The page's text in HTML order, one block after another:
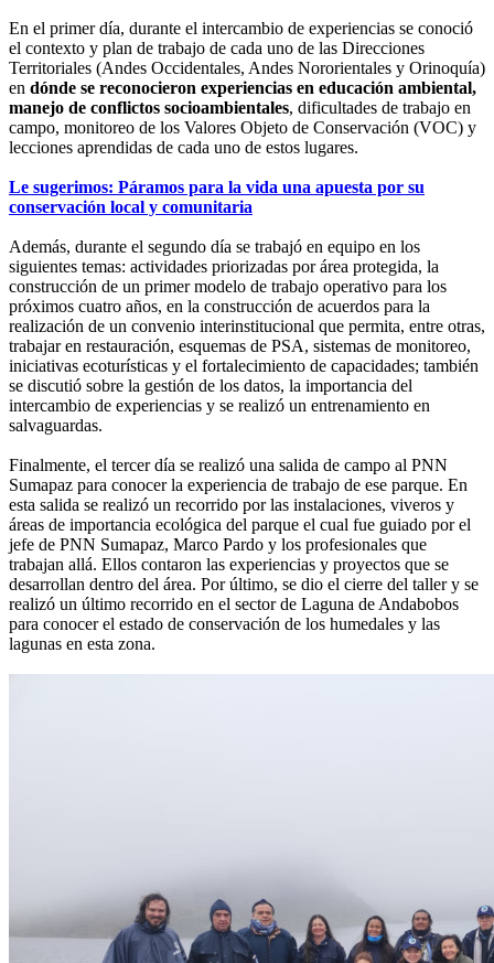
En el primer día, durante el intercambio de experiencias se conoció
el contexto y plan de trabajo de cada uno de las Direcciones
Territoriales (Andes Occidentales, Andes Nororientales y Orinoquía)
en dónde se reconocieron experiencias en educación ambiental,
manejo de conflictos socioambientales, dificultades de trabajo en
campo, monitoreo de los Valores Objeto de Conservación (VOC) y
lecciones aprendidas de cada uno de estos lugares.
Le sugerimos: Páramos para la vida una apuesta por su
conservación local y comunitaria
Además, durante el segundo día se trabajó en equipo en los
siguientes temas: actividades priorizadas por área protegida, la
construcción de un primer modelo de trabajo operativo para los
próximos cuatro años, en la construcción de acuerdos para la
realización de un convenio interinstitucional que permita, entre otras,
trabajar en restauración, esquemas de PSA, sistemas de monitoreo,
iniciativas ecoturísticas y el fortalecimiento de capacidades; también
se discutió sobre la gestión de los datos, la importancia del
intercambio de experiencias y se realizó un entrenamiento en
salvaguardas.
Finalmente, el tercer día se realizó una salida de campo al PNN
Sumapaz para conocer la experiencia de trabajo de ese parque. En
esta salida se realizó un recorrido por las instalaciones, viveros y
áreas de importancia ecológica del parque el cual fue guiado por el
jefe de PNN Sumapaz, Marco Pardo y los profesionales que
trabajan allá. Ellos contaron las experiencias y proyectos que se
desarrollan dentro del área. Por último, se dio el cierre del taller y se
realizó un último recorrido en el sector de Laguna de Andabobos
para conocer el estado de conservación de los humedales y las
lagunas en esta zona.